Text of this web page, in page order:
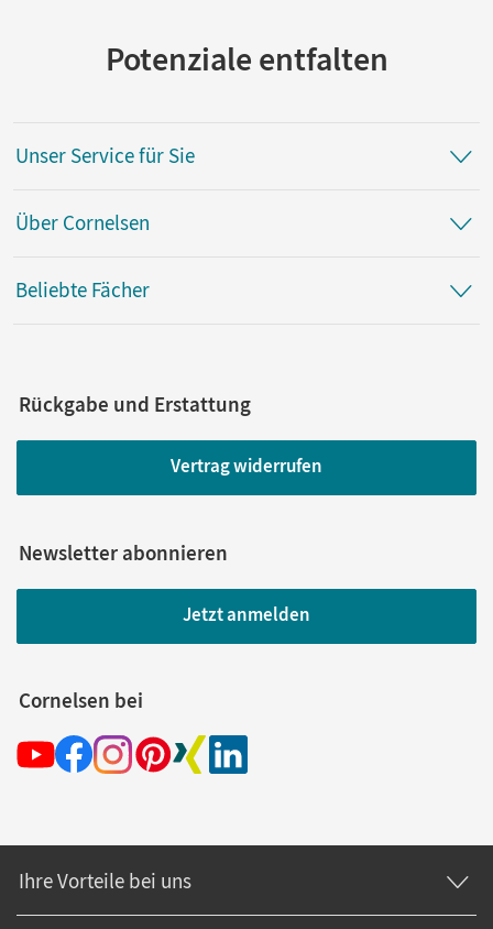
Potenziale entfalten
Unser Service für Sie
Über Cornelsen
Beliebte Fächer
Rückgabe und Erstattung
Vertrag widerrufen
Newsletter abonnieren
Jetzt anmelden
Cornelsen bei
Ihre Vorteile bei uns